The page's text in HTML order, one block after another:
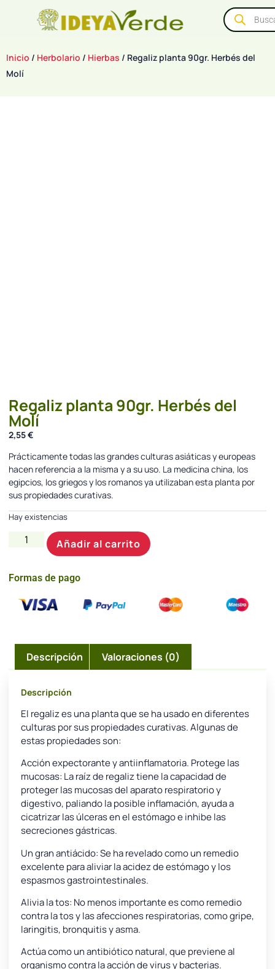
Inicio / Herbolario / Hierbas / Regaliz planta 90gr. Herbés del
Molí
Regaliz planta 90gr. Herbés del
Molí
2,55€
Prácticamente todas las grandes culturas asiáticas y europeas
hacen referencia a la misma y a su uso. La medicina china, los
egipcios, los griegos y los romanos ya utilizaban esta planta por
sus propiedades curativas.
Hay existencias
Añadir al carrito
Formas de pago
Descripción Valoraciones (0)
Descripción
El regaliz es una planta que se ha usado en diferentes
culturas por sus propiedades curativas. Algunas de
estas propiedades son:
Acción expectorante y antiinflamatoria. Protege las
mucosas: La raíz de regaliz tiene la capacidad de
proteger las mucosas del aparato respiratorio y
digestivo, paliando la posible inflamación, ayuda a
cicatrizar las úlceras en el estómago e inhibe las
secreciones gástricas.
Un gran antiácido: Se ha revelado como un remedio
excelente para aliviar la acidez de estómago y los
espasmos gastrointestinales.
Alivia la tos: No menos importante es como remedio
contra la tos y las afecciones respiratorias, como gripe,
laringitis, bronquitis y asma.
Actúa como un antibiótico natural, que previene al
organismo contra la acción de virus y bacterias.